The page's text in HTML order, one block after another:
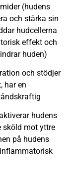
(hudens
och stärka sin
hudcellerna
effekt och
huden)
och stödjer
har en
hudens
sköld mot yttre
på hudens